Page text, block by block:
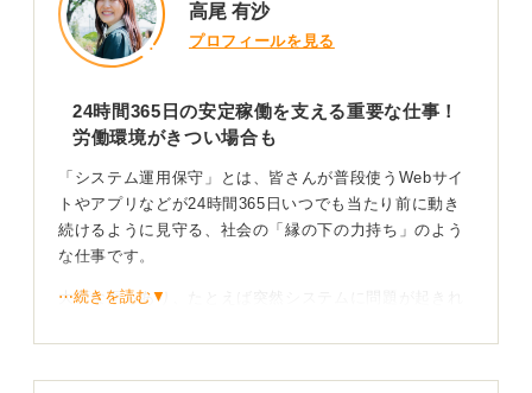
高尾 有沙
プロフィールを見る
24時間365日の安定稼働を支える重要な仕事！
労働環境がきつい場合も
「システム運用保守」とは、皆さんが普段使うWebサイ
トやアプリなどが24時間365日いつでも当たり前に動き
続けるように見守る、社会の「縁の下の力持ち」のよう
な仕事です。
大変な面もあり、たとえば突然システムに問題が起きれ
ため細かいルールに沿って毎日同じ作業を繰り返すこと
⋯続きを読む▼